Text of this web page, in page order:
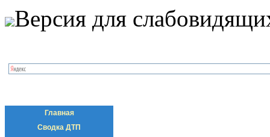
Версия для
Главная
Сводка ДТП